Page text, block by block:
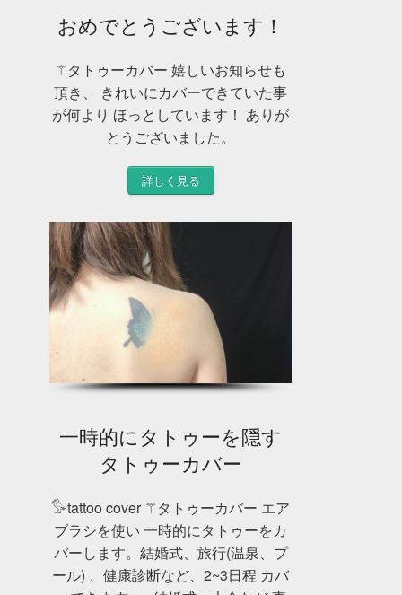
おめでとうございます！
⚚タトゥーカバー 嬉しいお知らせも
頂き、 きれいにカバーできていた事
が何より ほっとしています！ ありが
とうございました。
詳しく見る
一時的にタトゥーを隠す
タトゥーカバー
𓅜tattoo cover ⚚タトゥーカバー エア
ブラシを使い 一時的にタトゥーをカ
バーします。結婚式、旅行(温泉、プ
ール) 、健康診断など、2~3日程 カバ